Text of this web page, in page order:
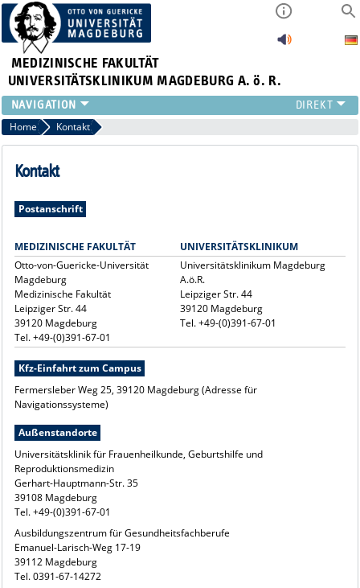
MEDIZINISCHE FAKULTÄT
UNIVERSITÄTSKLINIKUM MAGDEBURG A. ö. R.
INSTITUTE
KLINIKEN
ZENTRALE EINRICHTUNGEN
PRESSE
INTERNATIONAL
INTRANET
Home Kontakt
Kontakt
Postanschrift
MEDIZINISCHE FAKULTÄT
UNIVERSITÄTSKLINIKUM
Otto-von-Guericke-Universität
Magdeburg
Medizinische Fakultät
Leipziger Str. 44
39120 Magdeburg
Tel. +49-(0)391-67-01
Universitätsklinikum Magdeburg
A.ö.R.
Leipziger Str. 44
39120 Magdeburg
Tel. +49-(0)391-67-01
Kfz-Einfahrt zum Campus
Fermersleber Weg 25, 39120 Magdeburg (Adresse für
Navigationssysteme)
Außenstandorte
Universitätsklinik für Frauenheilkunde, Geburtshilfe und
Reproduktionsmedizin
Gerhart-Hauptmann-Str. 35
39108 Magdeburg
Tel. +49-(0)391-67-01
Ausbildungszentrum für Gesundheitsfachberufe
Emanuel-Larisch-Weg 17-19
39112 Magdeburg
Tel. 0391-67-14272